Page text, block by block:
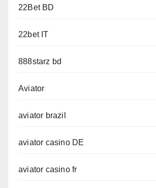
22Bet BD
22bet IT
888starz bd
Aviator
aviator brazil
aviator casino DE
aviator casino fr